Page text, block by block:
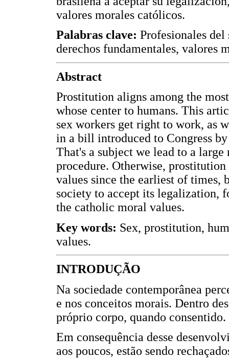
valores morales católicos.
Palabras clave: Profesionales
derechos fundamentales, valores
Abstract
Prostitution aligns among the
whose center to humans. This
sex workers get right to work, as
in a bill introduced to Congress
That's a subject we lead to a
procedure. Otherwise,
values since the earliest of
society to accept its legalization,
the catholic moral values.
Key words: Sex, prostitution,
values.
INTRODUÇÃO
Na sociedade contemporânea
e nos conceitos morais. Dentro
próprio corpo, quando consentido.
Em consequência desse
aos poucos, estão sendo